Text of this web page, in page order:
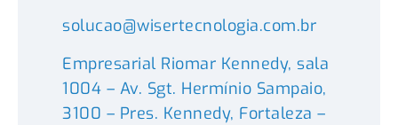
solucao@wisertecnologia.com.br
Empresarial Riomar Kennedy, sala
1004 – Av. Sgt. Hermínio Sampaio,
3100 – Pres. Kennedy, Fortaleza –